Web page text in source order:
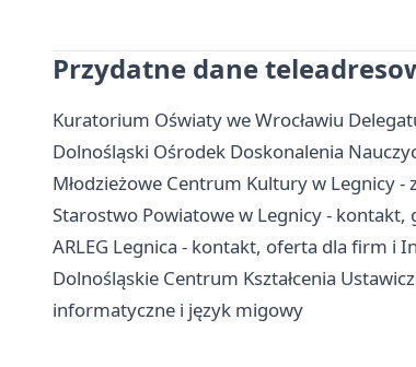
Przydatne dane
Kuratorium Oświaty we Wrocławiu
Dolnośląski Ośrodek Doskonalenia
Młodzieżowe Centrum Kultury w Legnicy -
Starostwo Powiatowe w Legnicy - kontakt,
ARLEG Legnica - kontakt, oferta dla firm i
Dolnośląskie Centrum Kształcenia
informatyczne i język migowy